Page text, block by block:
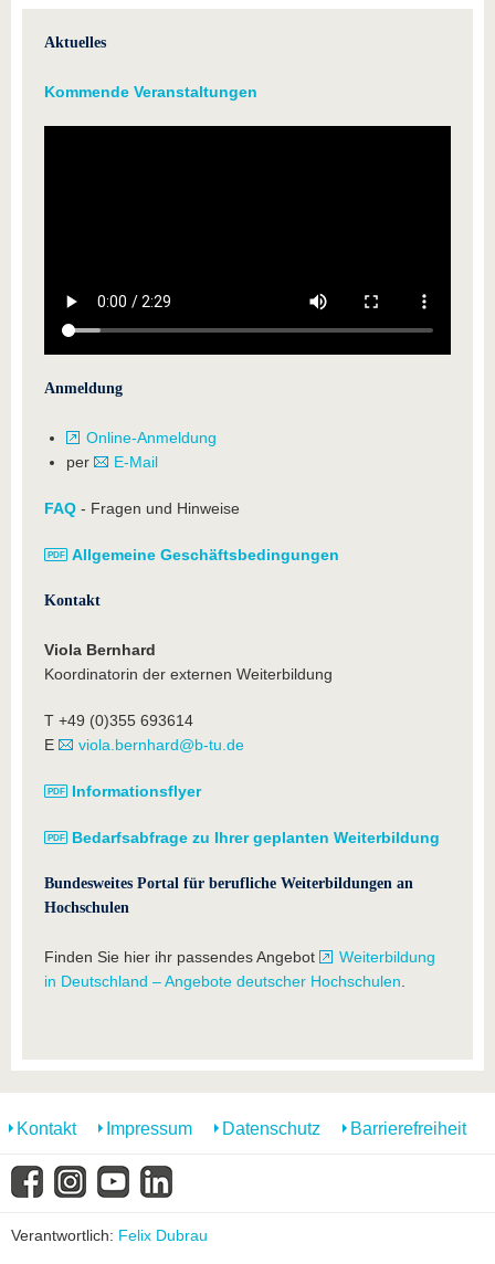
Aktuelles
Kommende Veranstaltungen
Anmeldung
Online-Anmeldung
per
E-Mail
FAQ - Fragen und Hinweise
Allgemeine Geschäftsbedingungen
Kontakt
Viola Bernhard
Koordinatorin der externen Weiterbildung
T +49 (0)355 693614
E
viola.bernhard@b-tu.de
Informationsflyer
Bedarfsabfrage zu Ihrer geplanten Weiterbildung
Bundesweites Portal für berufliche Weiterbildungen an
Hochschulen
Finden Sie hier ihr passendes Angebot
Weiterbildung
in Deutschland – Angebote deutscher Hochschulen
Kontakt Impressum Datenschutz Barrierefreiheit
Verantwortlich: Felix Dubrau